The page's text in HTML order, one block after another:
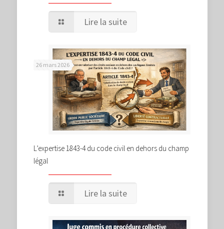
Lire la suite
26 mars 2026
L’expertise 1843-4 du code civil en dehors du champ
légal
Lire la suite